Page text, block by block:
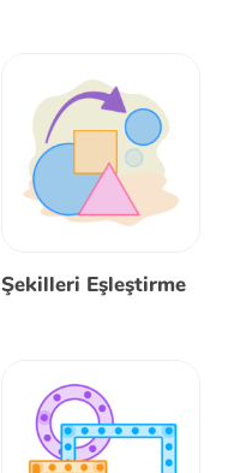
Şekilleri Eşleştirme